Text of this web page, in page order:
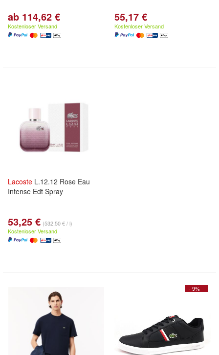
ab 114,62 €
Kostenloser Versand
55,17 €
Kostenloser Versand
Lacoste L.12.12 Rose Eau
Intense Edt Spray
53,25 € (532,50 € / l)
Kostenloser Versand
- 9%